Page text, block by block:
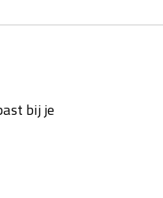
bij je